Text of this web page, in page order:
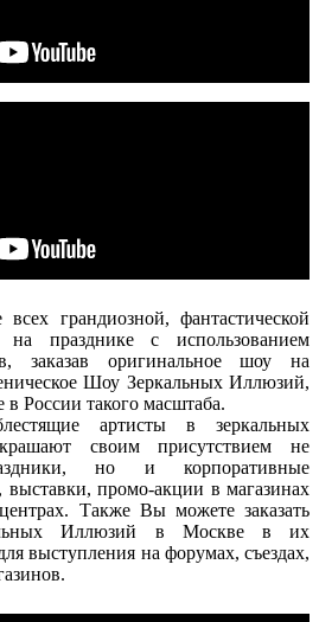
грандиозной, фантастической
на празднике с использованием
заказав оригинальное шоу на
Шоу Зеркальных Иллюзий,
в России такого масштаба.
артисты в зеркальных
своим присутствием не
но и корпоративные
выставки, промо-акции в магазинах
Также Вы можете заказать
Иллюзий в Москве в их
выступления на форумах, съездах,